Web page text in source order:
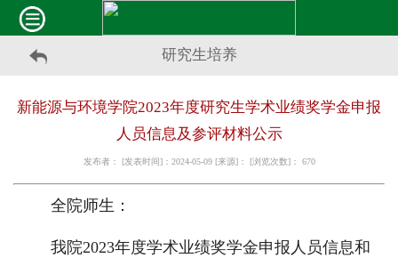
研究生培养
新能源与环境学院2023年度研究生学术业绩奖学金申报
人员信息及参评材料公示
发布者： [发表时间]：2024-05-09 [来源]： [浏览次数]： 670
全院师生：
我院2023年度学术业绩奖学金申报人员信息和